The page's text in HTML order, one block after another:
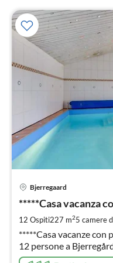
Bjerregaard
*****Casa vacanza
12 Ospiti227 m25 camere
*****Casa vacanze con
12 persone a
idromassaggio (sempre